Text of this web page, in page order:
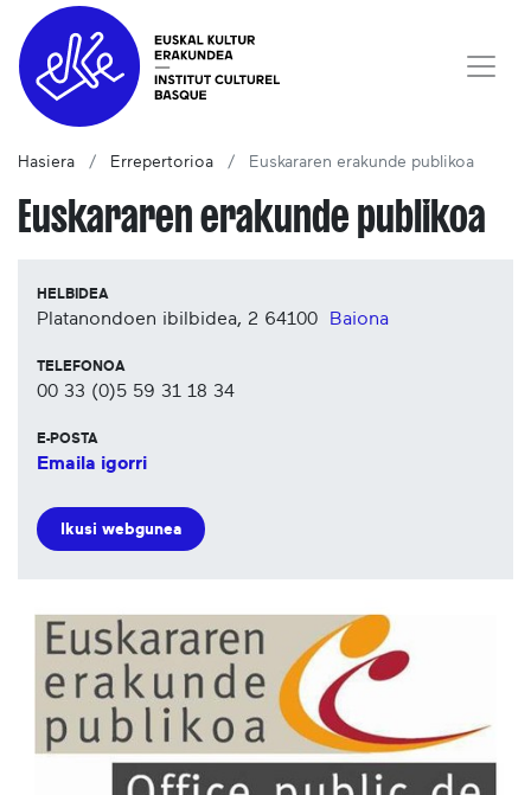
Hasiera Errepertorioa Euskararen erakunde publikoa
Euskararen erakunde publikoa
HELBIDEA
Platanondoen ibilbidea, 2 64100 Baiona
TELEFONOA
00 33 (0)5 59 31 18 34
E-POSTA
Emaila igorri
Ikusi webgunea